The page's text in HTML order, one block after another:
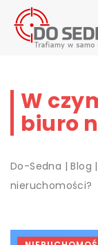
W
biuro
Do-Sedna |Blog
nieruchomości?